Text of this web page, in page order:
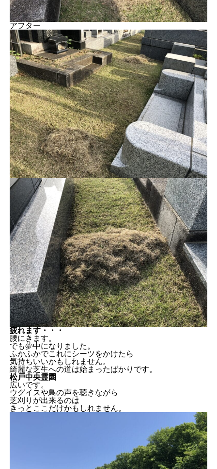
アフター
疲れます・・・
腰にきます。
でも夢中になりました。
ふかふかでこれにシーツをかけたら
気持ちいいかもしれません。
綺麗な芝生への道は始まったばかりです。
松戸中央霊園
広いです。
ウグイスや鳥の声を聴きながら
芝刈りが出来るのは
きっとここだけかもしれません。
今年もやってきました
サッチの除去
疲れます・・・
松戸中央霊園